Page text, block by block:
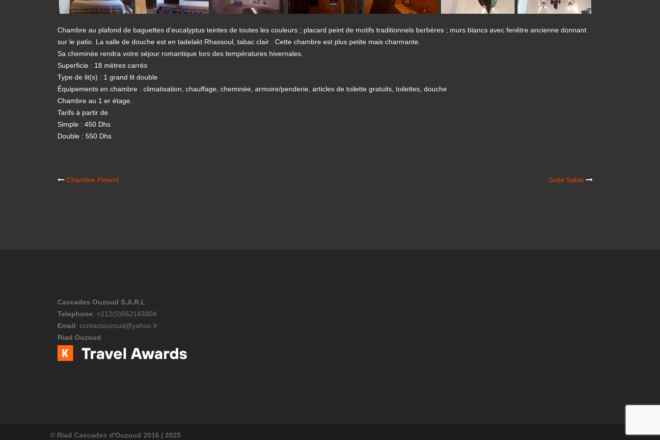
Chambre au plafond de baguettes d’eucalyptus teintes de toutes les couleurs ; placard peint de motifs traditionnels berbères ; murs blancs avec fenêtre ancienne donnant
sur le patio. La salle de douche est en tadelakt Rhassoul, tabac clair . Cette chambre est plus petite mais charmante.
Sa cheminée rendra votre séjour romantique lors des températures hivernales.
Superficie : 18 mètres carrés
Type de lit(s) : 1 grand lit double
Équipements en chambre : climatisation, chauffage, cheminée, armoire/penderie, articles de toilette gratuits, toilettes, douche
Chambre au 1 er étage.
Tarifs à partir de
Simple : 450 Dhs
Double : 550 Dhs
Post
Chambre Piment Suite Sable
Cascades Ouzoud S.A.R.L
Telephone: +212(0)662143804
Email: contactouzoud@yahoo.fr
Riad Ouzoud
© Riad Cascades d'Ouzoud 2016 | 2025